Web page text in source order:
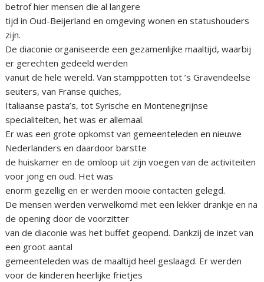
betrof hier mensen die al langere
tijd in Oud-Beijerland en omgeving wonen en statushouders
zijn.
De diaconie organiseerde een gezamenlijke maaltijd, waarbij
er gerechten gedeeld werden
vanuit de hele wereld. Van stamppotten tot ’s Gravendeelse
seuters, van Franse quiches,
Italiaanse pasta’s, tot Syrische en Montenegrijnse
specialiteiten, het was er allemaal.
Er was een grote opkomst van gemeenteleden en nieuwe
Nederlanders en daardoor barstte
de huiskamer en de omloop uit zijn voegen van de activiteiten
voor jong en oud. Het was
enorm gezellig en er werden mooie contacten gelegd.
De mensen werden verwelkomd met een lekker drankje en na
de opening door de voorzitter
van de diaconie was het buffet geopend. Dankzij de inzet van
een groot aantal
gemeenteleden was de maaltijd heel geslaagd. Er werden
voor de kinderen heerlijke frietjes